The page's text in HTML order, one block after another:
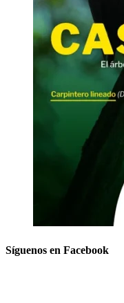
Síguenos en Facebook